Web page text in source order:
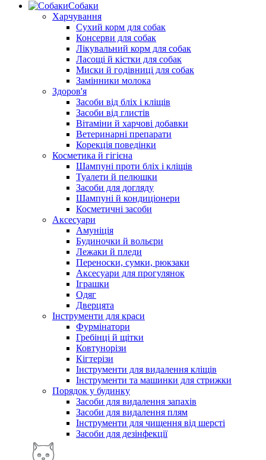
Собаки
Харчування
Сухий корм для собак
Консерви для собак
Лікувальний корм для собак
Ласощі й кістки для собак
Миски й годівниці для собак
Замінники молока
Здоров'я
Засоби від бліх і кліщів
Засоби від глистів
Вітаміни й харчові добавки
Ветеринарні препарати
Корекція поведінки
Косметика й гігієна
Шампуні проти бліх і кліщів
Туалети й пелюшки
Засоби для догляду
Шампуні й кондиціонери
Косметичні засоби
Аксесуари
Амуніція
Будиночки й вольєри
Лежаки й пледи
Переноски, сумки, рюкзаки
Аксесуари для прогулянок
Іграшки
Одяг
Дверцята
Інструменти для краси
Фурмінатори
Гребінці й щітки
Ковтунорізи
Кігтерізи
Інструменти для видалення кліщів
Інструменти та машинки для стрижки
Порядок у будинку
Засоби для видалення запахів
Засоби для видалення плям
Інструменти для чищення від шерсті
Засоби для дезінфекції